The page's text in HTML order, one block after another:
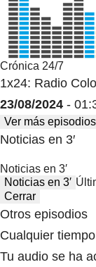
Crónica 24/7
1x24: Radio
23/08/2024 -
Ver más episodios
Noticias en 3′
Noticias en 3′
Noticias en 3′
Cerrar
Otros episodios
Cualquier
Tu audio se ha